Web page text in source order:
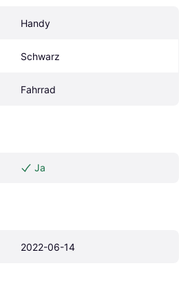
Handy
Schwarz
Fahrrad
Ja
2022-06-14